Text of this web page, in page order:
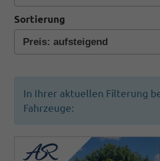
Sortierung
In Ihrer aktuellen Filterung
Fahrzeuge: